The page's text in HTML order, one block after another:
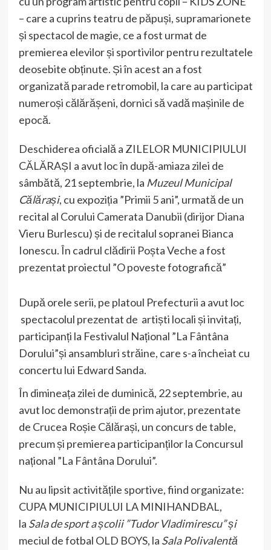
– care a cuprins teatru de păpuși, supramarionete
și spectacol de magie, ce a fost urmat de
premierea elevilor și sportivilor pentru rezultatele
deosebite obținute. Și în acest an a fost
organizată parade retromobil, la care au participat
numeroși călărășeni, dornici să vadă mașinile de
epocă.
Deschiderea oficială a ZILELOR MUNICIPIULUI
CĂLĂRAȘI a avut loc în după-amiaza zilei de
sâmbătă, 21 septembrie, la Muzeul Municipal
Călărași, cu expoziția ”Primii 5 ani”, urmată de un
recital al Corului Camerata Danubii (dirijor Diana
Vieru Burlescu) și de recitalul sopranei Bianca
Ionescu. În cadrul clădirii Poșta Veche a fost
prezentat proiectul ”O poveste fotografică”
După orele serii, pe platoul Prefecturii a avut loc
spectacolul prezentat de artiști locali și invitați,
participanți la Festivalul Național ”La Fântâna
Dorului”și ansambluri străine, care s-a încheiat cu
concertu lui Edward Sanda.
În dimineața zilei de duminică, 22 septembrie, au
avut loc demonstrații de prim ajutor, prezentate
de Crucea Roșie Călărași, un concurs de table,
precum și premierea participanților la Concursul
național ”La Fântâna Dorului”.
Nu au lipsit activitățile sportive, fiind organizate:
CUPA MUNICIPIULUI LA MINIHANDBAL,
la Sala de sport a școlii ”Tudor Vladimirescu” și
meciul de fotbal OLD BOYS, la Sala Polivalentă